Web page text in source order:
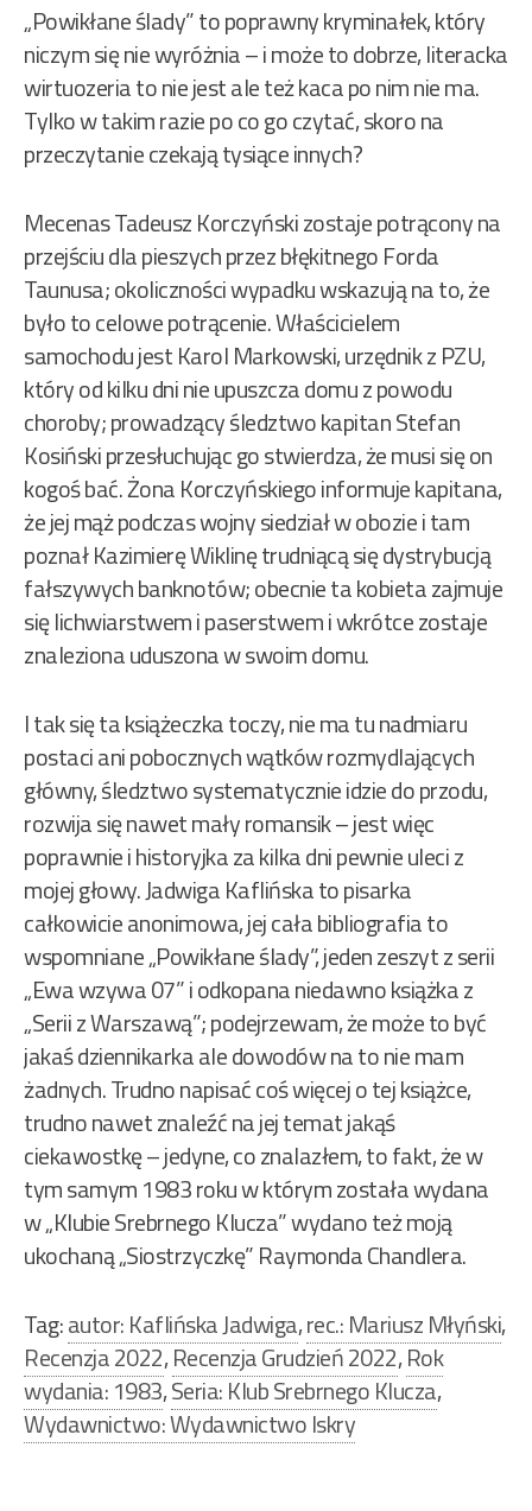
„Powikłane ślady” to poprawny kryminałek, który
niczym się nie wyróżnia – i może to dobrze, literacka
wirtuozeria to nie jest ale też kaca po nim nie ma.
Tylko w takim razie po co go czytać, skoro na
przeczytanie czekają tysiące innych?
Mecenas Tadeusz Korczyński zostaje potrącony na
przejściu dla pieszych przez błękitnego Forda
Taunusa; okoliczności wypadku wskazują na to, że
było to celowe potrącenie. Właścicielem
samochodu jest Karol Markowski, urzędnik z PZU,
który od kilku dni nie upuszcza domu z powodu
choroby; prowadzący śledztwo kapitan Stefan
Kosiński przesłuchując go stwierdza, że musi się on
kogoś bać. Żona Korczyńskiego informuje kapitana,
że jej mąż podczas wojny siedział w obozie i tam
poznał Kazimierę Wiklinę trudniącą się dystrybucją
fałszywych banknotów; obecnie ta kobieta zajmuje
się lichwiarstwem i paserstwem i wkrótce zostaje
znaleziona uduszona w swoim domu.
I tak się ta książeczka toczy, nie ma tu nadmiaru
postaci ani pobocznych wątków rozmydlających
główny, śledztwo systematycznie idzie do przodu,
rozwija się nawet mały romansik – jest więc
poprawnie i historyjka za kilka dni pewnie uleci z
mojej głowy. Jadwiga Kaflińska to pisarka
całkowicie anonimowa, jej cała bibliografia to
wspomniane „Powikłane ślady”, jeden zeszyt z serii
„Ewa wzywa 07” i odkopana niedawno książka z
„Serii z Warszawą”; podejrzewam, że może to być
jakaś dziennikarka ale dowodów na to nie mam
żadnych. Trudno napisać coś więcej o tej książce,
trudno nawet znaleźć na jej temat jakąś
ciekawostkę – jedyne, co znalazłem, to fakt, że w
tym samym 1983 roku w którym została wydana
w „Klubie Srebrnego Klucza” wydano też moją
ukochaną „Siostrzyczkę” Raymonda Chandlera.
Tag:autor: Kaflińska Jadwiga,rec.: Mariusz Młyński,
Recenzja 2022,Recenzja Grudzień 2022,Rok
wydania: 1983,Seria: Klub Srebrnego Klucza,
Wydawnictwo: Wydawnictwo Iskry